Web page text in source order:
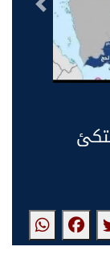
التالى